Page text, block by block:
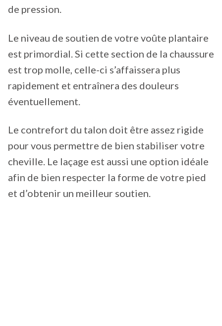
de pression.
Le niveau de soutien de votre voûte plantaire
est primordial. Si cette section de la chaussure
est trop molle, celle-ci s’affaissera plus
rapidement et entraînera des douleurs
éventuellement.
Le contrefort du talon doit être assez rigide
pour vous permettre de bien stabiliser votre
cheville. Le laçage est aussi une option idéale
afin de bien respecter la forme de votre pied
et d’obtenir un meilleur soutien.